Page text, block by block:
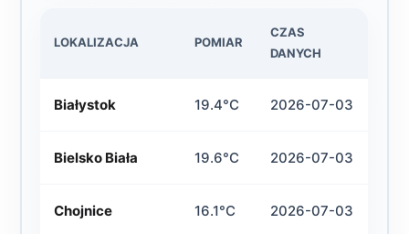
LOKALIZACJA POMIAR
CZAS
DANYCH
Białystok 19.4°C 2026-07-03
Bielsko Biała 19.6°C 2026-07-03
Chojnice 16.1°C 2026-07-03